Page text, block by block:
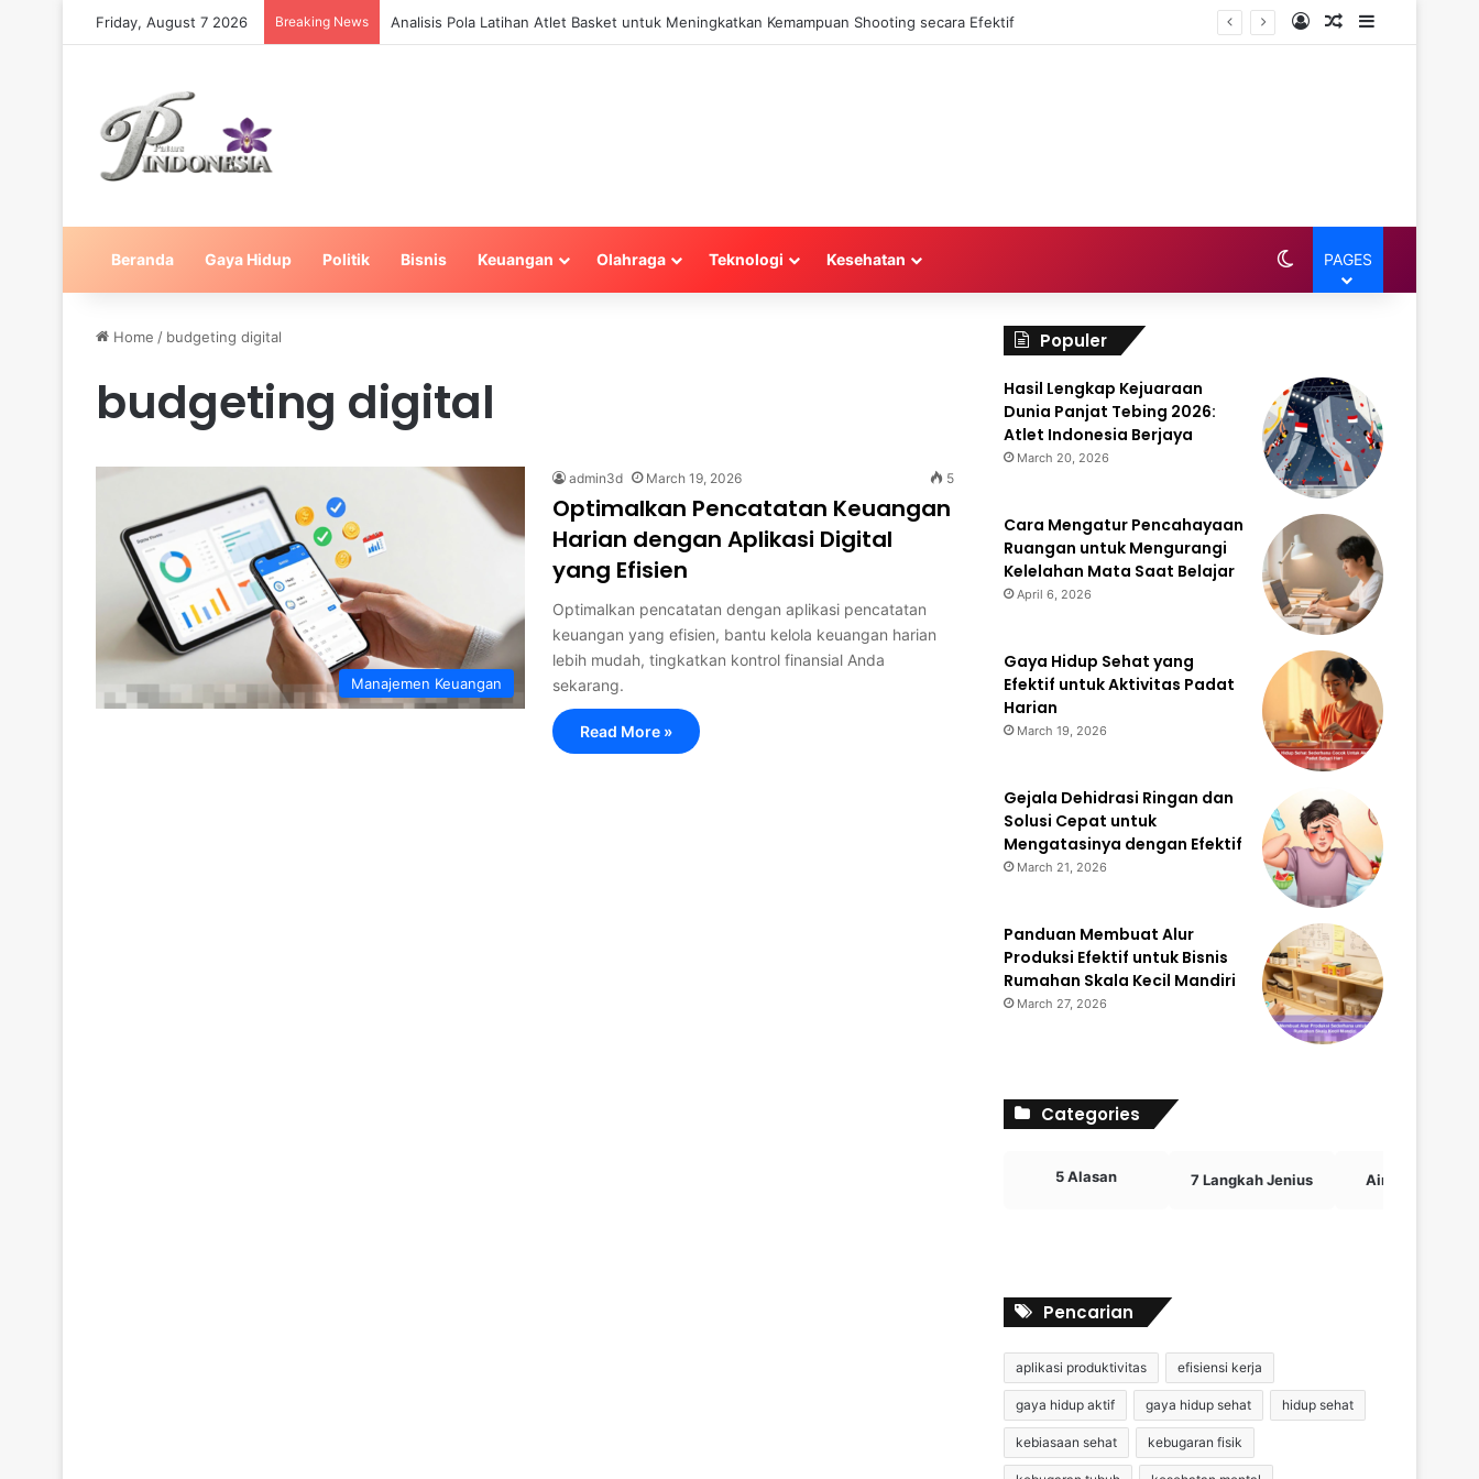
Friday, August 7 2026 Breaking News Analisis Pola Latihan Atlet Basket untuk Meningkatkan Kemampuan Shooting secara Efektif Log InRandom Article
Sidebar
Beranda Gaya Hidup Politik Bisnis Keuangan Olahraga Teknologi Kesehatan Switch skin
PAGES
Home / budgeting digital
budgeting digital
Manajemen Keuangan
admin3d March 19, 2026 5
Optimalkan Pencatatan Keuangan
Harian dengan Aplikasi Digital
yang Efisien
Optimalkan pencatatan dengan aplikasi pencatatan
keuangan yang efisien, bantu kelola keuangan harian
lebih mudah, tingkatkan kontrol finansial Anda
sekarang.
Read More »
Populer
Hasil Lengkap Kejuaraan
Dunia Panjat Tebing 2026:
Atlet Indonesia Berjaya
March 20, 2026
Cara Mengatur Pencahayaan
Ruangan untuk Mengurangi
Kelelahan Mata Saat Belajar
April 6, 2026
Gaya Hidup Sehat yang
Efektif untuk Aktivitas Padat
Harian
March 19, 2026
Gejala Dehidrasi Ringan dan
Solusi Cepat untuk
Mengatasinya dengan Efektif
March 21, 2026
Panduan Membuat Alur
Produksi Efektif untuk Bisnis
Rumahan Skala Kecil Mandiri
March 27, 2026
Categories
5 Alasan 7 Langkah Jenius Airdrop Crypto
Pencarian
aplikasi produktivitas efisiensi kerja
gaya hidup aktif gaya hidup sehat hidup sehat
kebiasaan sehat kebugaran fisik